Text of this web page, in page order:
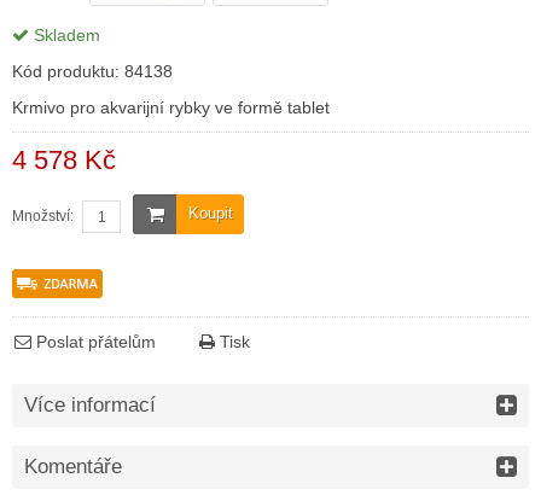
Skladem
Kód produktu: 84138
Krmivo pro akvarijní rybky ve formě tablet
4 578 Kč
Koupit
Množství:
Poslat přátelům Tisk
Více informací
Komentáře